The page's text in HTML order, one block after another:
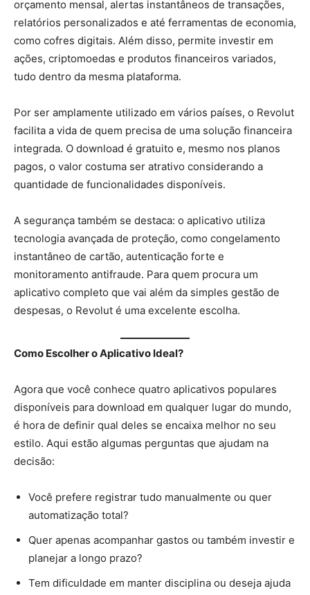
orçamento mensal, alertas instantâneos de transações,
relatórios personalizados e até ferramentas de economia,
como cofres digitais. Além disso, permite investir em
ações, criptomoedas e produtos financeiros variados,
tudo dentro da mesma plataforma.
Por ser amplamente utilizado em vários países, o Revolut
facilita a vida de quem precisa de uma solução financeira
integrada. O download é gratuito e, mesmo nos planos
pagos, o valor costuma ser atrativo considerando a
quantidade de funcionalidades disponíveis.
A segurança também se destaca: o aplicativo utiliza
tecnologia avançada de proteção, como congelamento
instantâneo de cartão, autenticação forte e
monitoramento antifraude. Para quem procura um
aplicativo completo que vai além da simples gestão de
despesas, o Revolut é uma excelente escolha.
Como Escolher o Aplicativo Ideal?
Agora que você conhece quatro aplicativos populares
disponíveis para download em qualquer lugar do mundo,
é hora de definir qual deles se encaixa melhor no seu
estilo. Aqui estão algumas perguntas que ajudam na
decisão:
Você prefere registrar tudo manualmente ou quer
automatização total?
Quer apenas acompanhar gastos ou também investir e
planejar a longo prazo?
Tem dificuldade em manter disciplina ou deseja ajuda